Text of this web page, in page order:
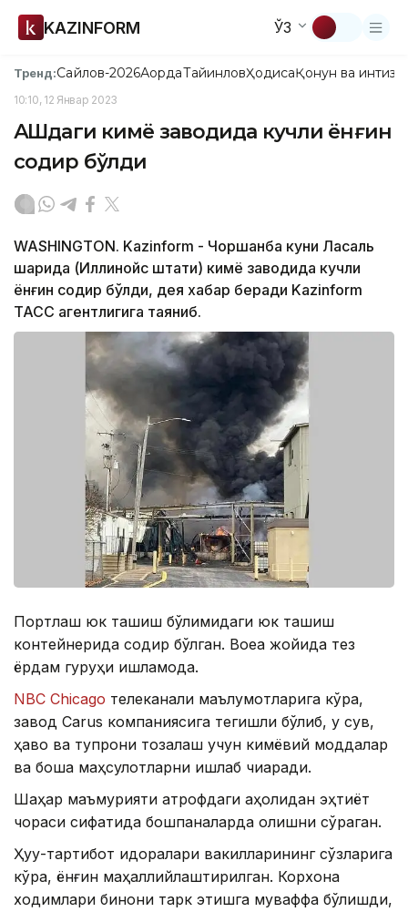
KAZINFORM ЎЗ
Тренд:Сайлов-2026АқордаТайинловҲодисаҚонун ва
10:10, 12 Январ 2023
АҚШдаги кимё заводида кучли ёнғин
содир бўлди
WASHINGTON. Kazinform - Чоршанба куни Ласаль
шаҳрида (Иллинойс штати) кимё заводида кучли
ёнғин содир бўлди, дея хабар беради Kazinform
ТАСС агентлигига таяниб.
Портлаш юк ташиш бўлимидаги юк ташиш
контейнерида содир бўлган. Воқеа жойида тез
ёрдам гуруҳи ишламоқда.
NBC Chicago телеканали маълумотларига кўра,
завод Carus компаниясига тегишли бўлиб, у сув,
ҳаво ва тупроқни тозалаш учун кимёвий моддалар
ва бошқа маҳсулотларни ишлаб чиқаради.
Шаҳар маъмурияти атрофдаги аҳолидан эҳтиёт
чораси сифатида бошпаналарда қолишни сўраган.
Ҳуқуқ-тартибот идоралари вакилларининг сўзларига
кўра, ёнғин маҳаллийлаштирилган. Корхона
ходимлари бинони тарк этишга муваффақ бўлишди,